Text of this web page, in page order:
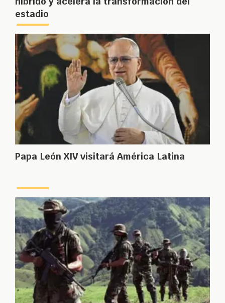
estadio
Papa León XIV visitará América Latina